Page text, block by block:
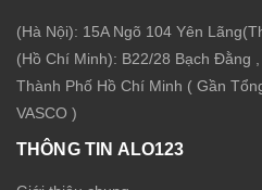
(Hà Nội): 15A Ngõ 104 Yên
(Hồ Chí Minh): B22/28 Bạch Đằng
Thành Phố Hồ Chí Minh ( Gần
VASCO )
THÔNG TIN ALO123